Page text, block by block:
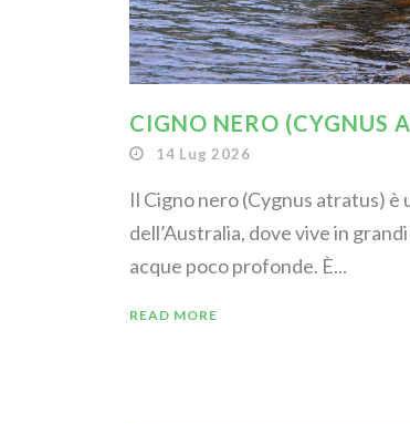
CIGNO NERO (CYGNUS
14 Lug 2026
Il Cigno nero (Cygnus atratus)
dell’Australia, dove vive in
acque poco profonde. È...
READ MORE